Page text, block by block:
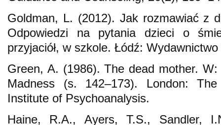
Goldman, L. (2012). Jak rozmawiać z
Odpowiedzi na pytania dzieci o
przyjaciół, w szkole. Łódź:
Green, A. (1986). The dead mother.
Madness (s. 142–173). London:
Institute of Psychoanalysis.
Haine, R.A., Ayers, T.S., Sandler,